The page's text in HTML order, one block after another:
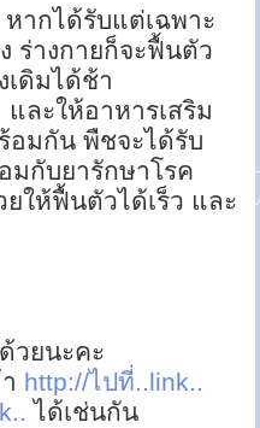
ากได้รับแต่เฉพาะ
ร่างกายก็จะฟื้นตัว
ดิมได้ช้า
ละให้อาหารเสริม
อมกัน พืชจะได้รับ
มกับยารักษาโรค
ให้ฟื้นตัวได้เร็ว และ
วยนะคะ
http://ไปที่..link..
ได้เช่นกัน